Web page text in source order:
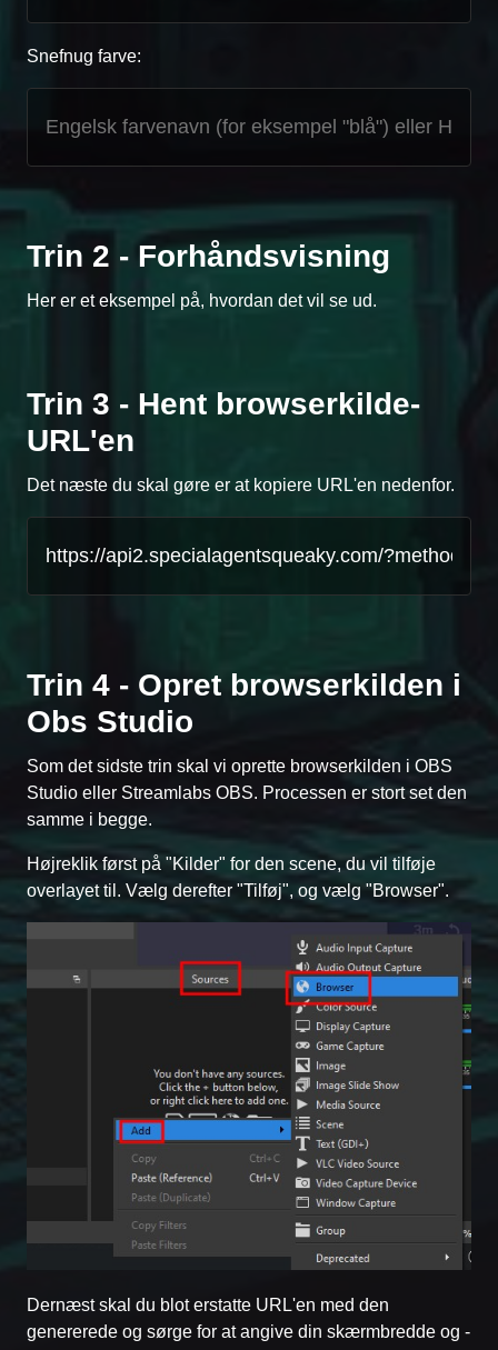
Snefnug farve:
Trin 2 - Forhåndsvisning
Her er et eksempel på, hvordan det vil se ud.
Trin 3 - Hent browserkilde-
URL'en
Det næste du skal gøre er at kopiere URL'en nedenfor.
Trin 4 - Opret browserkilden i
Obs Studio
Som det sidste trin skal vi oprette browserkilden i OBS
Studio eller Streamlabs OBS. Processen er stort set den
samme i begge.
Højreklik først på "Kilder" for den scene, du vil tilføje
overlayet til. Vælg derefter "Tilføj", og vælg "Browser".
Dernæst skal du blot erstatte URL'en med den
genererede og sørge for at angive din skærmbredde og -